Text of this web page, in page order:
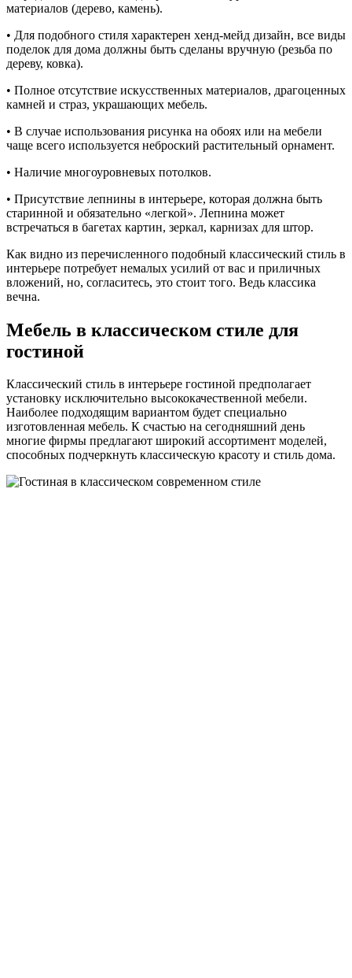
материалов (дерево, камень).
• Для подобного стиля характерен хенд-мейд дизайн, все виды
поделок для дома должны быть сделаны вручную (резьба по
дереву, ковка).
• Полное отсутствие искусственных материалов, драгоценных
камней и страз, украшающих мебель.
• В случае использования рисунка на обоях или на мебели
чаще всего используется неброский растительный орнамент.
• Наличие многоуровневых потолков.
• Присутствие лепнины в интерьере, которая должна быть
старинной и обязательно «легкой». Лепнина может
встречаться в багетах картин, зеркал, карнизах для штор.
Как видно из перечисленного подобный классический стиль в
интерьере потребует немалых усилий от вас и приличных
вложений, но, согласитесь, это стоит того. Ведь классика
вечна.
Мебель в классическом стиле для
гостиной
Классический стиль в интерьере гостиной предполагает
установку исключительно высококачественной мебели.
Наиболее подходящим вариантом будет специально
изготовленная мебель. К счастью на сегодняшний день
многие фирмы предлагают широкий ассортимент моделей,
способных подчеркнуть классическую красоту и стиль дома.